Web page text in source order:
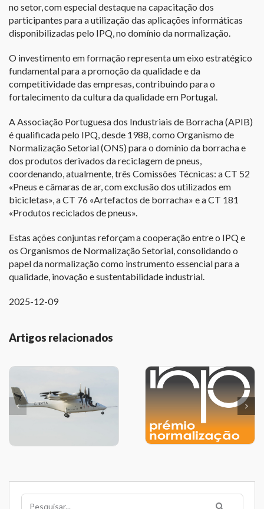
no setor, com especial destaque na capacitação dos
participantes para a utilização das aplicações informáticas
disponibilizadas pelo IPQ, no domínio da normalização.
O investimento em formação representa um eixo estratégico
fundamental para a promoção da qualidade e da
competitividade das empresas, contribuindo para o
fortalecimento da cultura da qualidade em Portugal.
A Associação Portuguesa dos Industriais de Borracha (APIB)
é qualificada pelo IPQ, desde 1988, como Organismo de
Normalização Setorial (ONS) para o domínio da borracha e
dos produtos derivados da reciclagem de pneus,
coordenando, atualmente, três Comissões Técnicas: a CT 52
«Pneus e câmaras de ar, com exclusão dos utilizados em
bicicletas», a CT 76 «Artefactos de borracha» e a CT 181
«Produtos reciclados de pneus».
Estas ações conjuntas reforçam a cooperação entre o IPQ e
os Organismos de Normalização Setorial, consolidando o
papel da normalização como instrumento essencial para a
qualidade, inovação e sustentabilidade industrial.
2025-12-09
Artigos relacionados
Pesquisar